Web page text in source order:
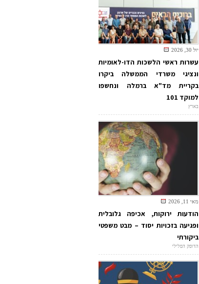
יול 30, 2026
עשרות ראשי הלשכות הדו-לאומיות
ונציגי משרדי הממשלה ביקרו
בקריית מד"א ברמלה ונחשפו
למוקד 101
בארץ
מאי 11, 2026
הודעות ירוקות, אכיפה גלובלית
ופגיעה בזכויות יסוד – מבט משפטי
ביקורתי
הדופק הפלילי